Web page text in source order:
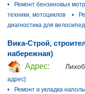
•
Ремонт бензиновых
техники, мотоциклов
•
диагностика для
Вика-Строй,
набережная)
Адрес:
адрес]
•
Ремонт и укладка